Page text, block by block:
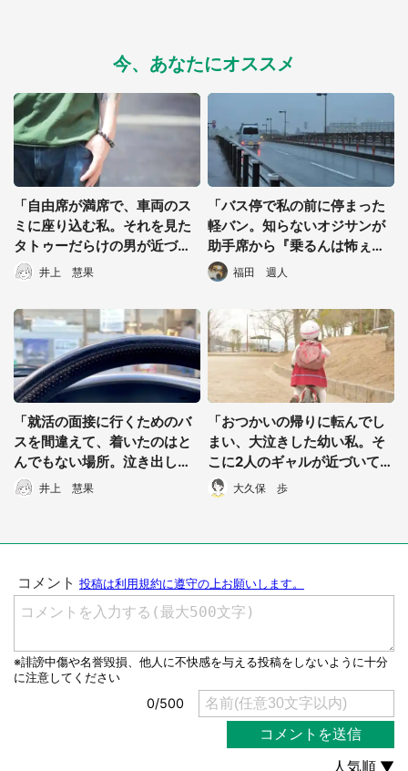
今、あなたにオススメ
「自由席が満席で、車両のス
ミに座り込む私。それを見た
タトゥーだらけの男が近づい
てきて...」（愛知県・40代女
井上 慧果
「バス停で私の前に停まった
軽バン。知らないオジサンが
助手席から『乗るんは怖ぇじ
ゃろうけ』と言って...」（岡
山県・30代女性）
福田 週人
「就活の面接に行くためのバ
スを間違えて、着いたのはと
んでもない場所。泣き出した
私に声をかけたのは...」（福
井上 慧果
「おつかいの帰りに転んでし
まい、大泣きした幼い私。そ
こに2人のギャルが近づいてき
て...」（東京都・30代女性）
大久保 歩